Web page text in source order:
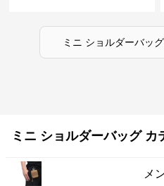
ミニ ショルダーバッグ
ミニ ショルダーバッグ カ
メ